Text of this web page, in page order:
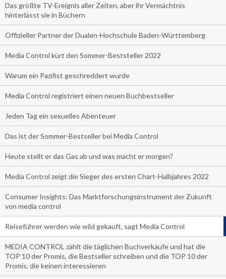
Das größte TV-Ereignis aller Zeiten, aber ihr Vermächtnis
hinterlässt sie in Büchern
Offizieller Partner der Dualen-Hochschule Baden-Württemberg
Media Control kürt den Sommer-Beststeller 2022
Warum ein Pazifist geschreddert wurde
Media Control registriert einen neuen Buchbestseller
Jeden Tag ein sexuelles Abenteuer
Das ist der Sommer-Bestseller bei Media Control
Heute stellt er das Gas ab und was macht er morgen?
Media Control zeigt die Sieger des ersten Chart-Halbjahres 2022
Consumer Insights: Das Marktforschungsinstrument der Zukunft
von media control
Reiseführer werden wie wild gekauft, sagt Media Control
MEDIA CONTROL zählt die täglichen Buchverkäufe und hat die
TOP 10 der Promis, die Bestseller schreiben und die TOP 10 der
Promis, die keinen interessieren